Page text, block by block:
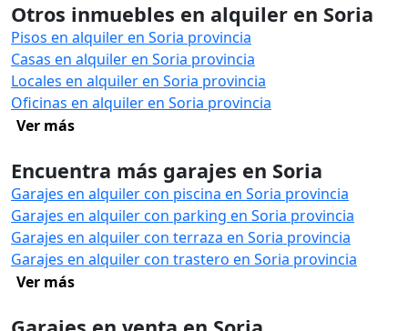
Otros inmuebles en alquiler en Soria
Pisos en alquiler en Soria provincia
Casas en alquiler en Soria provincia
Locales en alquiler en Soria provincia
Oficinas en alquiler en Soria provincia
Ver más
Encuentra más garajes en Soria
Garajes en alquiler con piscina en Soria provincia
Garajes en alquiler con parking en Soria provincia
Garajes en alquiler con terraza en Soria provincia
Garajes en alquiler con trastero en Soria provincia
Ver más